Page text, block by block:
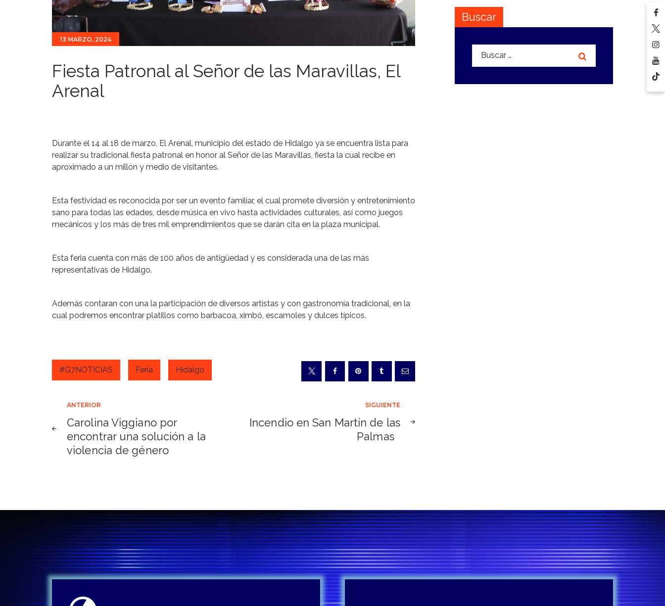
13 MARZO, 2024
Fiesta Patronal al Señor de las Maravillas, El
Arenal
Durante el 14 al 18 de marzo, El Arenal, municipio del estado de Hidalgo ya se encuentra lista para
realizar su tradicional fiesta patronal en honor al Señor de las Maravillas, fiesta la cual recibe en
aproximado a un millón y medio de visitantes.
Esta festividad es reconocida por ser un evento familiar, el cual promete diversión y entretenimiento
sano para todas las edades, desde música en vivo hasta actividades culturales, así como juegos
mecánicos y los más de tres mil emprendimientos que se darán cita en la plaza municipal.
Esta feria cuenta con más de 100 años de antigüedad y es considerada una de las más
representativas de Hidalgo.
Además contaran con una la participación de diversos artistas y con gastronomía tradicional, en la
cual podremos encontrar platillos como barbacoa, ximbó, escamoles y dulces típicos.
#G7NOTICIAS Feria Hidalgo
Navegación
de
entradas
ANTERIOR
Carolina Viggiano por
encontrar una solución a la
violencia de género
SIGUIENTE
Incendio en San Martín de las
Palmas
Buscar
Buscar: